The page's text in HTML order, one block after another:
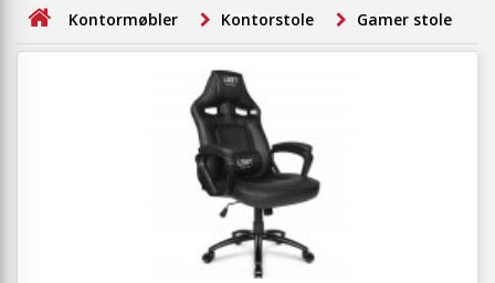
+
STUE
Kontormøbler Kontorstole Gamer stole